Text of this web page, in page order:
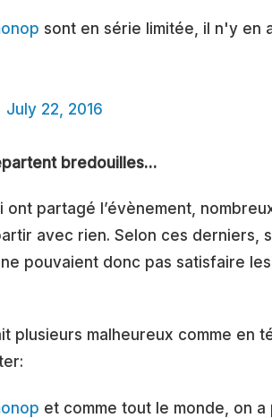
sont en série limitée, il n'y en
July 22, 2016
bredouilles…
partagé l’évènement,
avec rien. Selon ces derniers,
pouvaient donc pas satisfaire
plusieurs malheureux comme en
et comme tout le monde, on a